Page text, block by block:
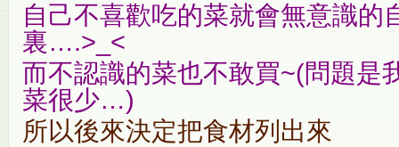
自己不喜歡吃的菜就會無意識的
裏….>_<
而不認識的菜也不敢買~(問題是
菜很少…)
所以後來決定把食材列出來